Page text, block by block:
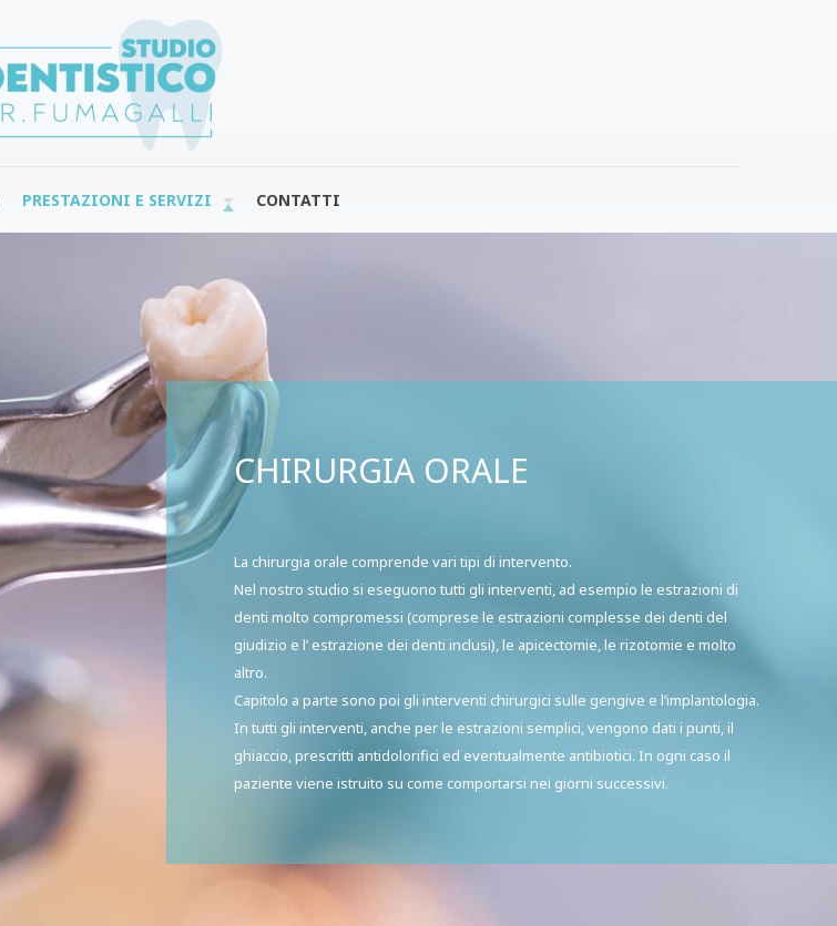
PRESTAZIONI E SERVIZI CONTATTI
CHIRURGIA ORALE
La chirurgia orale comprende vari tipi di intervento.
Nel nostro studio si eseguono tutti gli interventi, ad esempio le estrazioni di
denti molto compromessi (comprese le estrazioni complesse dei denti del
giudizio e l’ estrazione dei denti inclusi), le apicectomie, le rizotomie e molto
altro.
Capitolo a parte sono poi gli interventi chirurgici sulle gengive e l’implantologia.
In tutti gli interventi, anche per le estrazioni semplici, vengono dati i punti, il
ghiaccio, prescritti antidolorifici ed eventualmente antibiotici. In ogni caso il
paziente viene istruito su come comportarsi nei giorni successivi.